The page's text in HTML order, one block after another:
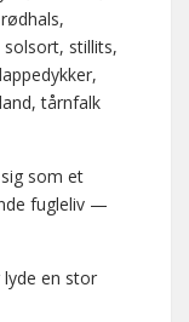
stillits,
tårnfalk
som et
fugleliv —
lyde en stor